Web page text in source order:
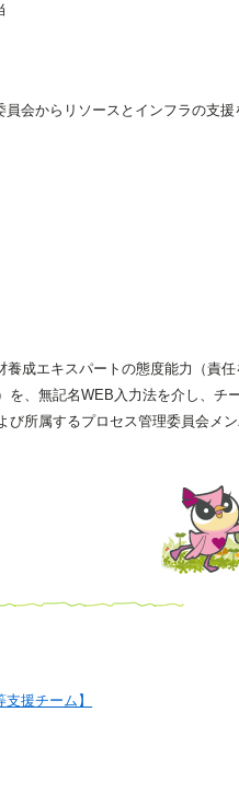
会からリソースとインフラの支援
成エキスパートの態度能力（責
、無記名WEB入力法を介し、チ
所属するプロセス管理委員会メ
援チーム】